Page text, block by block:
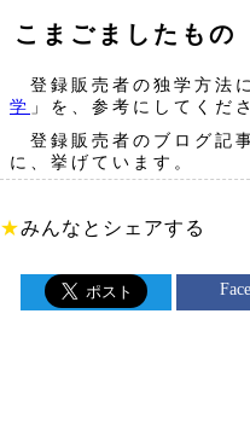
こまごましたもの
登録販売者の独学方法
学 」を、参考にしてくだ
登録販売者のブログ記
に、挙げています。
★みんなとシェアする